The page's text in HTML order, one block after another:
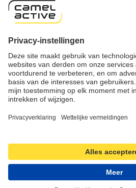
Informatie
Important links
Herroeping